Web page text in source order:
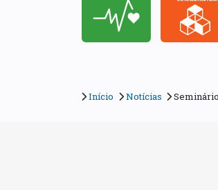
Início Notícias